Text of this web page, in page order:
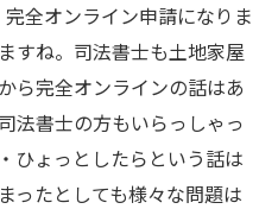
全オンライン申請になりま
すね。司法書士も土地家屋
ら完全オンラインの話はあ
法書士の方もいらっしゃっ
ひょっとしたらという話は
ったとしても様々な問題は